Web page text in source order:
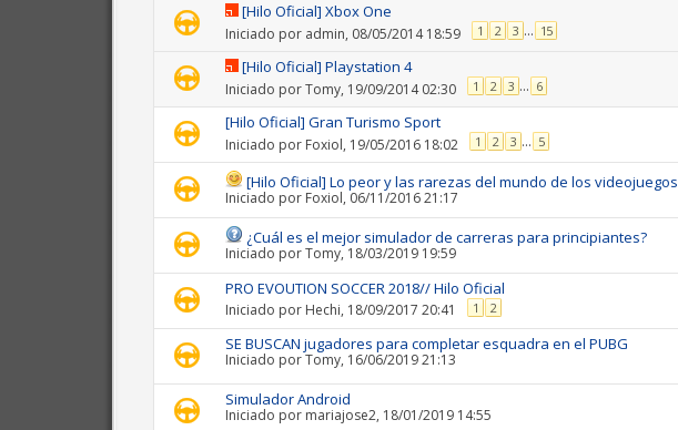
[Hilo Oficial] Xbox One
Iniciado por admin, 08/05/2014 18:59 1 2 3 ... 15
[Hilo Oficial] Playstation 4
Iniciado porTomy, 19/09/2014 02:30 1 2 3 ... 6
[Hilo Oficial] Gran Turismo Sport
Iniciado por Foxiol, 19/05/2016 18:02 1 2 3 ... 5
[Hilo Oficial] Lo peor y las rarezas del mundo de los videojuegos
Iniciado por Foxiol, 06/11/2016 21:17
¿Cuál es el mejor simulador de carreras para principiantes?
Iniciado porTomy, 18/03/2019 19:59
PRO EVOUTION SOCCER 2018// Hilo Oficial
Iniciado por Hechi, 18/09/2017 20:41 1 2
SE BUSCAN jugadores para completar esquadra en el PUBG
Iniciado porTomy, 16/06/2019 21:13
Simulador Android
Iniciado por mariajose2, 18/01/2019 14:55